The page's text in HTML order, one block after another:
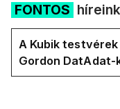
FONTOS híreink
A Kubik
Gordon DatAdat-
Magyar Péter